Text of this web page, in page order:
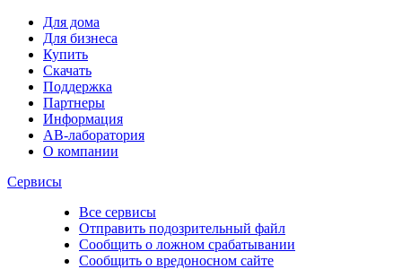
Для дома
Для бизнеса
Купить
Скачать
Поддержка
Партнеры
Информация
АВ-лаборатория
О компании
Сервисы
Все сервисы
Отправить подозрительный файл
Сообщить о ложном срабатывании
Сообщить о вредоносном сайте